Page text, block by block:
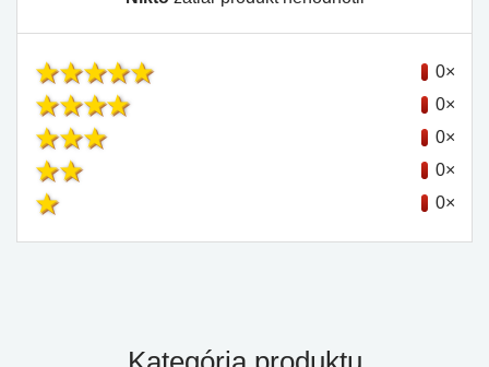
0×
0×
0×
0×
0×